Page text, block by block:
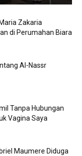
Zakaria
di Perumahan Biara
Al-Nassr
Tanpa Hubungan
Vagina Saya
Maumere Diduga